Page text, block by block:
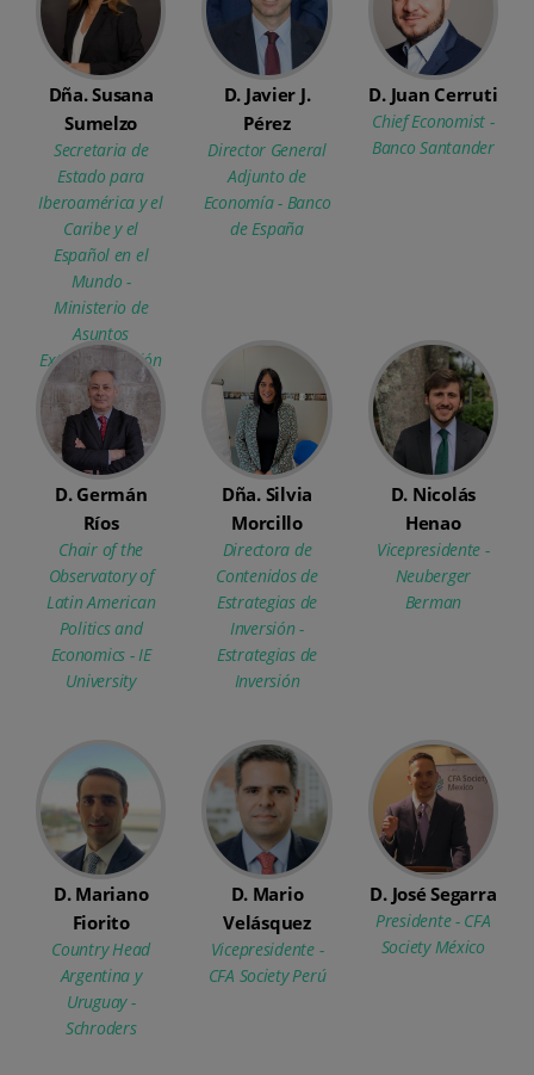
Dña. Susana
Sumelzo
Secretaria de
Estado para
Iberoamérica y el
Caribe y el
Español en el
Mundo -
Ministerio de
Asuntos
Exteriores, Unión
Europea y
Cooperación
D. Javier J.
Pérez
Director General
Adjunto de
Economía - Banco
de España
D. Juan Cerruti
Chief Economist -
Banco Santander
D. Germán
Ríos
Chair of the
Observatory of
Latin American
Politics and
Economics - IE
University
Dña. Silvia
Morcillo
Directora de
Contenidos de
Estrategias de
Inversión -
Estrategias de
Inversión
D. Nicolás
Henao
Vicepresidente -
Neuberger
Berman
D. Mariano
Fiorito
Country Head
Argentina y
Uruguay -
Schroders
D. Mario
Velásquez
Vicepresidente -
CFA Society Perú
D. José Segarra
Presidente - CFA
Society México